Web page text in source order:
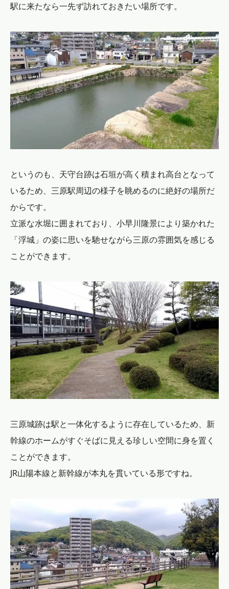
駅に来たなら一先ず訪れておきたい場所です。
というのも、天守台跡は石垣が高く積まれ高台となって
いるため、三原駅周辺の様子を眺めるのに絶好の場所だ
からです。
立派な水堀に囲まれており、小早川隆景により築かれた
「浮城」の姿に思いを馳せながら三原の雰囲気を感じる
ことができます。
三原城跡は駅と一体化するように存在しているため、新
幹線のホームがすぐそばに見える珍しい空間に身を置く
ことができます。
JR山陽本線と新幹線が本丸を貫いている形ですね。